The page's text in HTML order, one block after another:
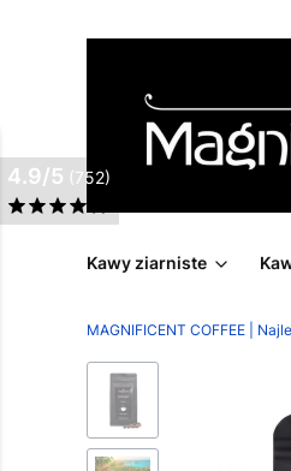
Kawy ziarniste
MAGNIFICENT COFFEE |
4.9/5 (752)